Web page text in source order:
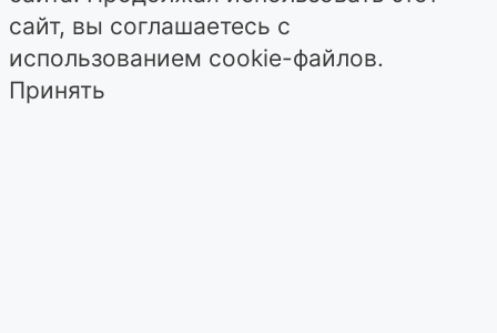
сайт, вы соглашаетесь с
использованием cookie-файлов.
Принять